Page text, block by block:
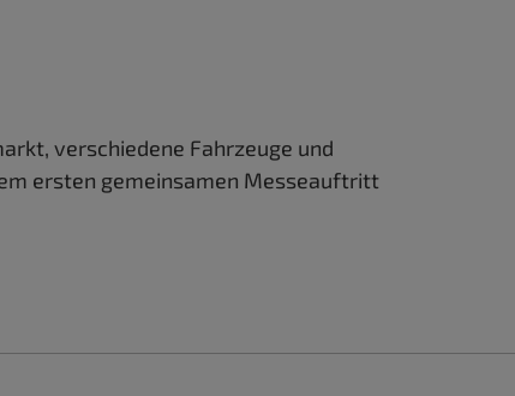
verschiedene Fahrzeuge und
ersten gemeinsamen Messeauftritt